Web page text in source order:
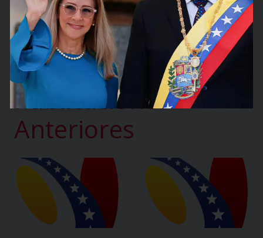
Bolívar
Publicaciones
Anteriores